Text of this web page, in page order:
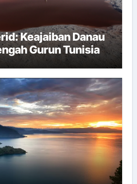
Keajaiban Danau
Gurun Tunisia